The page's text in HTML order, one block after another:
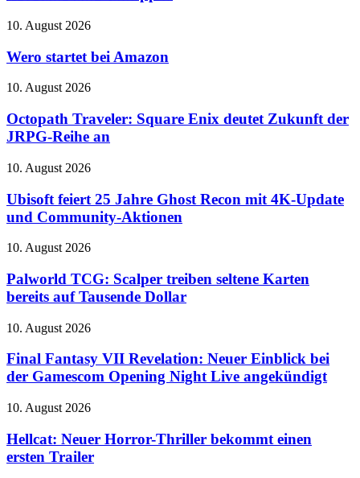
Dollar
4K-
zum
Wero
bei
Amazon
10. August 2026
Wero startet bei Amazon
Octopath
Square
Enix
deutet
der
Reihe
an
10. August 2026
Octopath Traveler: Square Enix deutet Zukunft der
JRPG-Reihe an
Ubisoft
25
Jahre
Ghost
mit
Update
und
Aktionen
10. August 2026
Ubisoft feiert 25 Jahre Ghost Recon mit 4K-Update
und Community-Aktionen
Palworld
Scalper
treiben
seltene
bereits
Tausende
Dollar
10. August 2026
Palworld TCG: Scalper treiben seltene Karten
bereits auf Tausende Dollar
Final
VII
Revelation:
Neuer
bei
Gamescom
Opening
10. August 2026
Final Fantasy VII Revelation: Neuer Einblick bei
der Gamescom Opening Night Live angekündigt
Hellcat:
Horror-
Thriller
bekommt
10. August 2026
Hellcat: Neuer Horror-Thriller bekommt einen
ersten Trailer